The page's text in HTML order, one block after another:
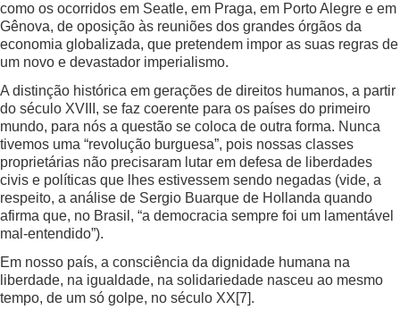
como os ocorridos em Seatle, em Praga, em Porto Alegre e em
Gênova, de oposição às reuniões dos grandes órgãos da
economia globalizada, que pretendem impor as suas regras de
um novo e devastador imperialismo.
A distinção histórica em gerações de direitos humanos, a partir
do século XVIII, se faz coerente para os países do primeiro
mundo, para nós a questão se coloca de outra forma. Nunca
tivemos uma “revolução burguesa”, pois nossas classes
proprietárias não precisaram lutar em defesa de liberdades
civis e políticas que lhes estivessem sendo negadas (vide, a
respeito, a análise de Sergio Buarque de Hollanda quando
afirma que, no Brasil, “a democracia sempre foi um lamentável
mal-entendido”).
Em nosso país, a consciência da dignidade humana na
liberdade, na igualdade, na solidariedade nasceu ao mesmo
tempo, de um só golpe, no século XX[7].